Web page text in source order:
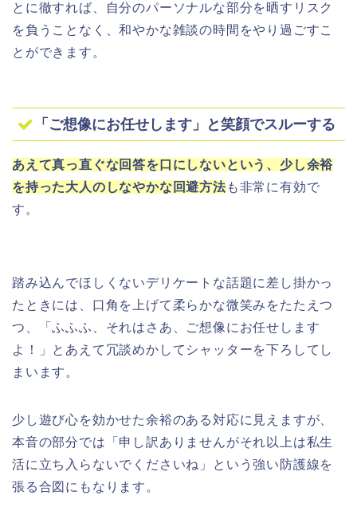
とに徹すれば、自分のパーソナルな部分を晒すリスク
を負うことなく、和やかな雑談の時間をやり過ごすこ
とができます。
「ご想像にお任せします」と笑顔でスルーする
あえて真っ直ぐな回答を口にしないという、少し余裕
を持った大人のしなやかな回避方法も非常に有効で
す。
踏み込んでほしくないデリケートな話題に差し掛かっ
たときには、口角を上げて柔らかな微笑みをたたえつ
つ、「ふふふ、それはさあ、ご想像にお任せします
よ！」とあえて冗談めかしてシャッターを下ろしてし
まいます。
少し遊び心を効かせた余裕のある対応に見えますが、
本音の部分では「申し訳ありませんがそれ以上は私生
活に立ち入らないでくださいね」という強い防護線を
張る合図にもなります。